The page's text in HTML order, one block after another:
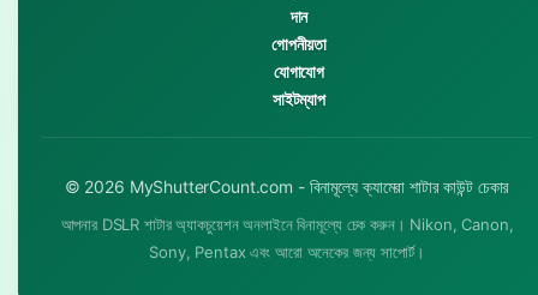
দান
গোপনীয়তা
যোগাযোগ
সাইটম্যাপ
© 2026 MyShutterCount.com - বিনামূল্যে ক্যামেরা শাটার কাউন্ট চেকার
আপনার DSLR শাটার অ্যাকচুয়েশন অনলাইনে বিনামূল্যে চেক করুন। Nikon, Canon,
Sony, Pentax এবং আরো অনেকের জন্য সাপোর্ট।